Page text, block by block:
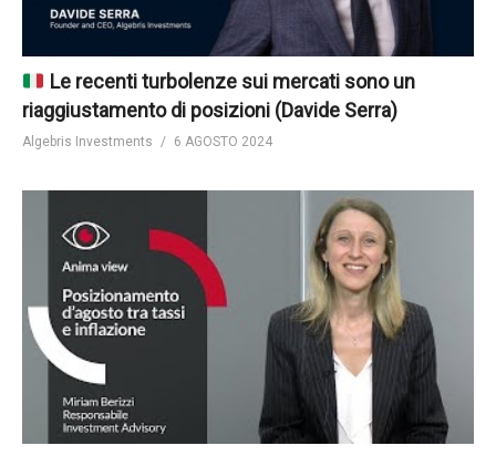
Le recenti turbolenze sui mercati sono un
riaggiustamento di posizioni (Davide Serra)
Algebris Investments 6 AGOSTO 2024